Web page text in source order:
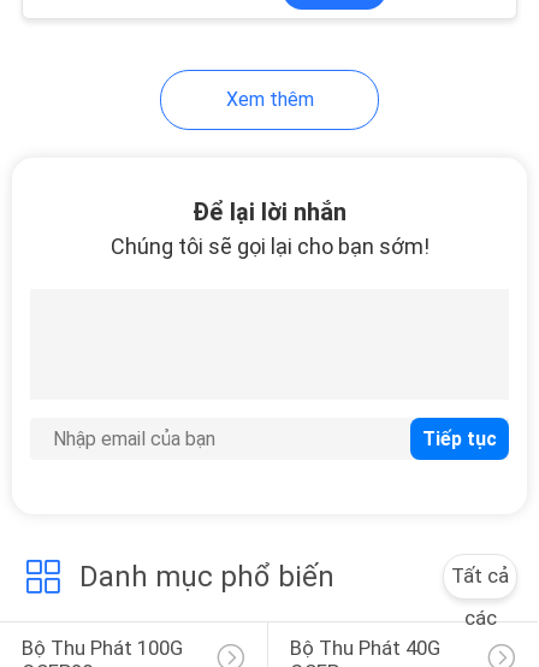
Ethernet cáp quang
Công tắc cấp nguồn
51
Xem thêm
Để lại lời nhắn
Chúng tôi sẽ gọi lại cho bạn sớm!
Danh mục phổ biến
Tất cả
các
Bộ Thu Phát 100G
Bộ Thu Phát 40G